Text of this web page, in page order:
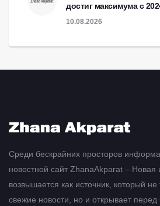
достиг максимума с
10.08.2026
Среди бескрайних просторов
новостной сайт ZhanaAkparat –
возвышается как источник, который не
свежие новости, но и открывает